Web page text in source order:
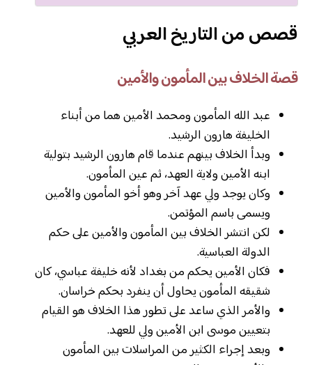
قصص من التاريخ العربي
قصة الخلاف بين المأمون والأمين
عبد الله المأمون ومحمد الأمين هما من أبناء
الخليفة هارون الرشيد.
وبدأ الخلاف بينهم عندما قام هارون الرشيد بتولية
ابنه الأمين ولاية العهد، ثم عين المأمون.
وكان يوجد ولي عهد آخر وهو أخو المأمون والأمين
ويسمى باسم المؤتمن.
لكن انتشر الخلاف بين المأمون والأمين على حكم
الدولة العباسية.
فكان الأمين يحكم من بغداد لأنه خليفة عباسي، كان
شقيقه المأمون يحاول أن ينفرد بحكم خراسان.
والأمر الذي ساعد على تطور هذا الخلاف هو القيام
بتعيين موسى ابن الأمين ولي للعهد.
وبعد إجراء الكثير من المراسلات بين المأمون